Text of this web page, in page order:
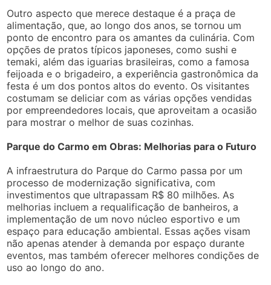
Outro aspecto que merece destaque é a praça de
alimentação, que, ao longo dos anos, se tornou um
ponto de encontro para os amantes da culinária. Com
opções de pratos típicos japoneses, como sushi e
temaki, além das iguarias brasileiras, como a famosa
feijoada e o brigadeiro, a experiência gastronômica da
festa é um dos pontos altos do evento. Os visitantes
costumam se deliciar com as várias opções vendidas
por empreendedores locais, que aproveitam a ocasião
para mostrar o melhor de suas cozinhas.
Parque do Carmo em Obras: Melhorias para o Futuro
A infraestrutura do Parque do Carmo passa por um
processo de modernização significativa, com
investimentos que ultrapassam R$ 80 milhões. As
melhorias incluem a requalificação de banheiros, a
implementação de um novo núcleo esportivo e um
espaço para educação ambiental. Essas ações visam
não apenas atender à demanda por espaço durante
eventos, mas também oferecer melhores condições de
uso ao longo do ano.